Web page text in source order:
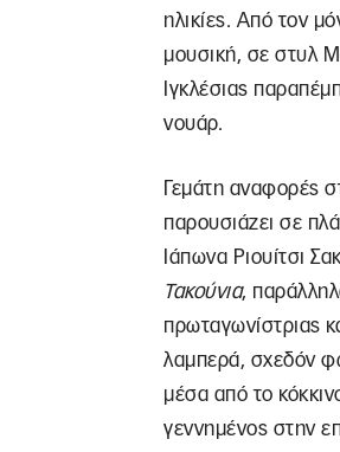
ηλικίες. Από τον
μουσική, σε στυλ
Ιγκλέσιας
νουάρ.
Γεμάτη αναφορές
παρουσιάζει σε
Ιάπωνα Ριουίτσι
Τακούνια,
πρωταγωνίστριας
λαμπερά, σχεδόν
μέσα από το
γεννημένος στην